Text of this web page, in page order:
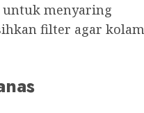
untuk menyaring
filter agar kolam